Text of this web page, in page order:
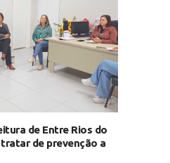
de Entre Rios do
de prevenção a